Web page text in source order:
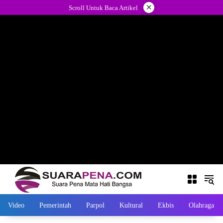
ke
Scroll Untuk Baca Artikel ×
Video Pemerintah Parpol Kultural Ekbis Olahraga